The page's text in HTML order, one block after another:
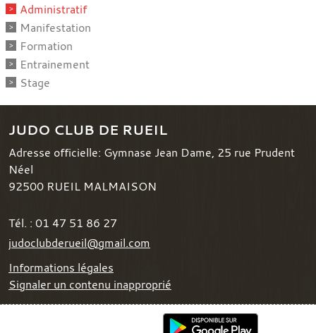
Administratif
Manifestation
Formation
Entrainement
Stage
JUDO CLUB DE RUEIL
Adresse officielle: Gymnase Jean Dame, 25 rue Prudent
Néel
92500 RUEIL MALMAISON
Tél. : 01 47 51 86 27
judoclubderueil@gmail.com
Informations légales
Signaler un contenu inapproprié